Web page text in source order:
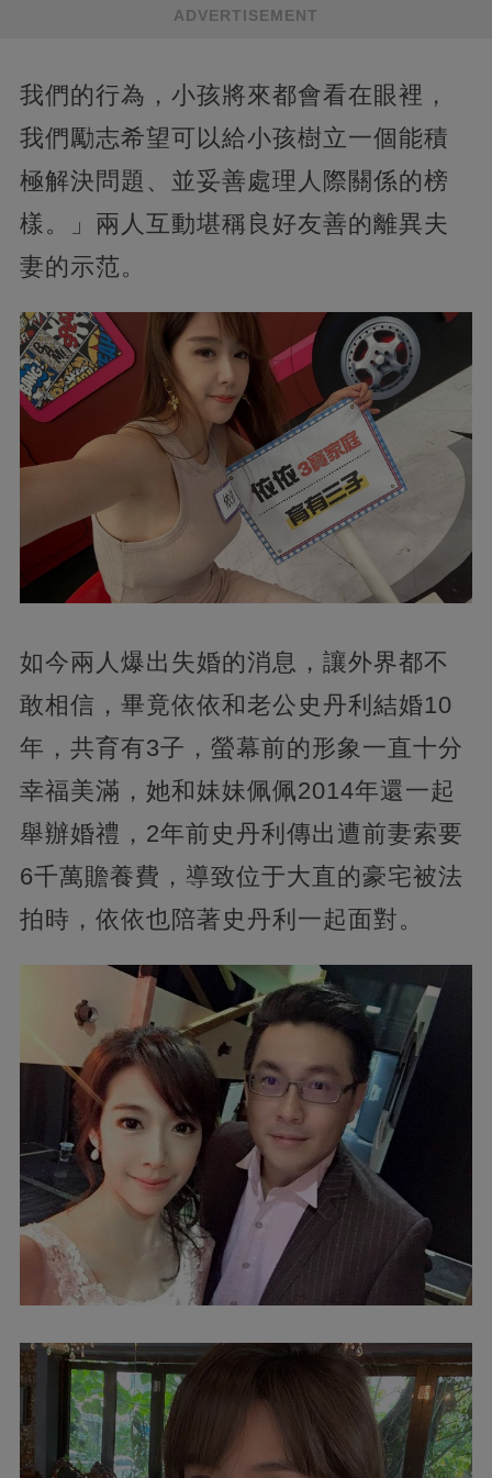
ADVERTISEMENT
我們的行為，小孩將來都會看在眼裡，
我們勵志希望可以給小孩樹立一個能積
極解決問題、並妥善處理人際關係的榜
樣。」兩人互動堪稱良好友善的離異夫
妻的示范。
如今兩人爆出失婚的消息，讓外界都不
敢相信，畢竟依依和老公史丹利結婚10
年，共育有3子，螢幕前的形象一直十分
幸福美滿，她和妹妹佩佩2014年還一起
舉辦婚禮，2年前史丹利傳出遭前妻索要
6千萬贍養費，導致位于大直的豪宅被法
拍時，依依也陪著史丹利一起面對。